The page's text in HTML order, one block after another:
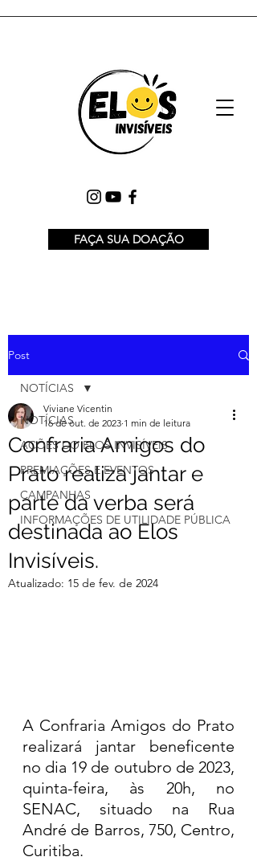
FAÇA SUA DOAÇÃO
Post
NOTÍCIAS
AÇÕES DO ELOS INVISÍVEIS
PREMIAÇÕES E EVENTOS
CAMPANHAS
INFORMAÇÕES DE UTILIDADE PÚBLICA
NOTÍCIAS
Confraria Amigos do
Prato realiza jantar e
parte da verba será
destinada ao Elos
Invisíveis.
Viviane Vicentin
16 de out. de 2023 1 min de leitura
Atualizado: 15 de fev. de 2024
A Confraria Amigos do Prato
realizará jantar beneficente
no dia 19 de outubro de 2023,
quinta-feira, às 20h, no
SENAC, situado na Rua
André de Barros, 750, Centro,
Curitiba.